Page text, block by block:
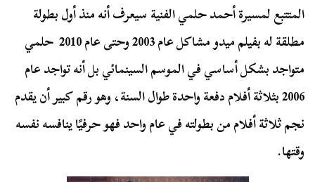
المتتبع لمسيرة أحمد حلمي الفنية سيعرف أنه منذ أول بطولة
مطلقة له بفيلم ميدو مشاكل عام 2003 وحتى عام 2010 حلمي
متواجد بشكل أساسي في الموسم السينمائي بل أنه تواجد عام
2006 بثلاثة أفلام دفعة واحدة طوال السنة، وهو رقم كبير أن يقدم
نجم ثلاثة أفلام من بطولته في عام واحد فهو حرفيًا ينافسه نفسه
وقتها.